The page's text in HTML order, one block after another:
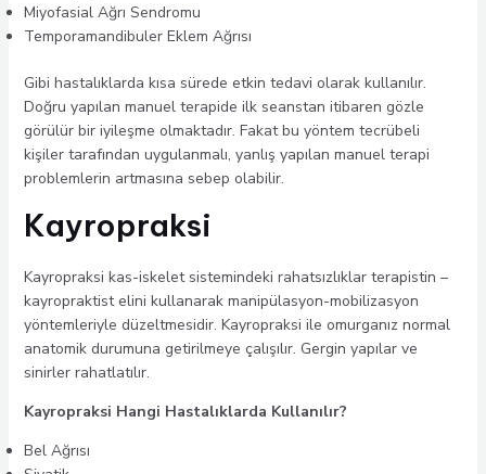
Miyofasial Ağrı Sendromu
Temporamandibuler Eklem Ağrısı
Gibi hastalıklarda kısa sürede etkin tedavi olarak kullanılır.
Doğru yapılan manuel terapide ilk seanstan itibaren gözle
görülür bir iyileşme olmaktadır. Fakat bu yöntem tecrübeli
kişiler tarafından uygulanmalı, yanlış yapılan manuel terapi
problemlerin artmasına sebep olabilir.
Kayropraksi
Kayropraksi kas-iskelet sistemindeki rahatsızlıklar terapistin –
kayropraktist elini kullanarak manipülasyon-mobilizasyon
yöntemleriyle düzeltmesidir. Kayropraksi ile omurganız normal
anatomik durumuna getirilmeye çalışılır. Gergin yapılar ve
sinirler rahatlatılır.
Kayropraksi Hangi Hastalıklarda Kullanılır?
Bel Ağrısı